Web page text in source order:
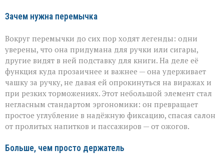
Зачем нужна перемычка
Вокруг перемычки до сих пор ходят легенды: одни
уверены, что она придумана для ручки или сигары,
другие видят в ней подставку для книги. На деле её
функция куда прозаичнее и важнее — она удерживает
чашку за ручку, не давая ей опрокинуться на виражах и
при резких торможениях. Этот небольшой элемент стал
негласным стандартом эргономики: он превращает
простое углубление в надёжную фиксацию, спасая салон
от пролитых напитков и пассажиров — от ожогов.
Больше, чем просто держатель